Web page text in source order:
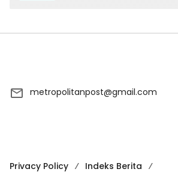
metropolitanpost@gmail.com
Privacy Policy
Indeks Berita